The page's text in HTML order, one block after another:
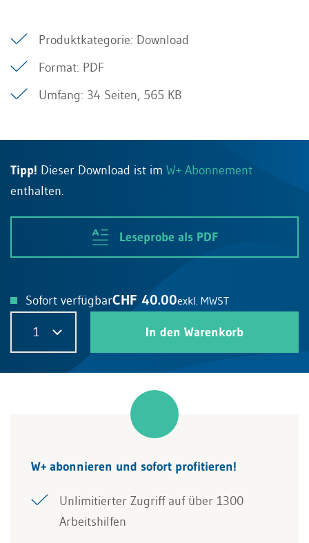
Produktkategorie: Download
Format: PDF
Umfang: 34 Seiten, 565 KB
Tipp! Dieser Download ist im W+ Abonnement
enthalten.
Leseprobe als PDF
Sofort verfügbarCHF 40.00exkl. MWST
1 In den Warenkorb
W+ abonnieren und sofort profitieren!
Unlimitierter Zugriff auf über 1300
Arbeitshilfen